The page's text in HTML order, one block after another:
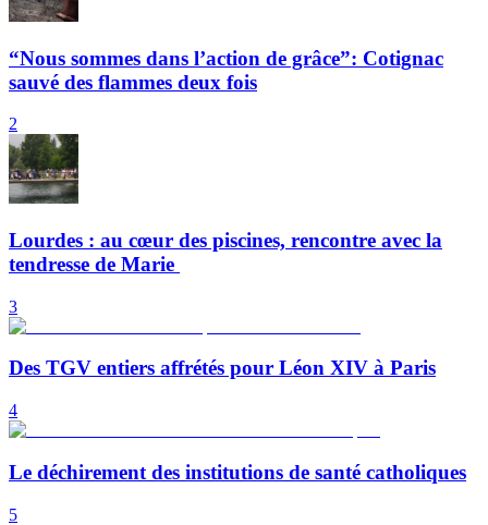
“Nous sommes dans l’action de grâce”: Cotignac
sauvé des flammes deux fois
2
Lourdes : au cœur des piscines, rencontre avec la
tendresse de Marie
3
Des TGV entiers affrétés pour Léon XIV à Paris
4
Le déchirement des institutions de santé catholiques
5